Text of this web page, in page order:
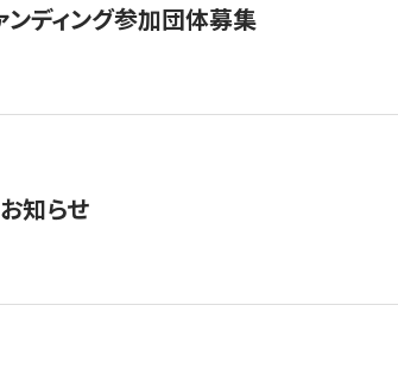
ディング参加団体募集
知らせ